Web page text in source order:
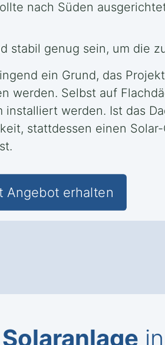
nach Süden
stabil genug sein, um die
ein Grund, das
werden. Selbst auf
werden. Ist das
stattdessen einen
Angebot erhalten